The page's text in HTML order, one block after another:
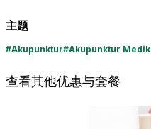
主题
#Akupunktur#Akupunktur Medik
查看其他优惠与套餐